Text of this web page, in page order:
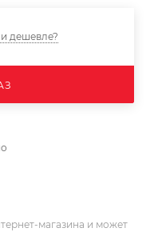
дешевле?
магазина и может